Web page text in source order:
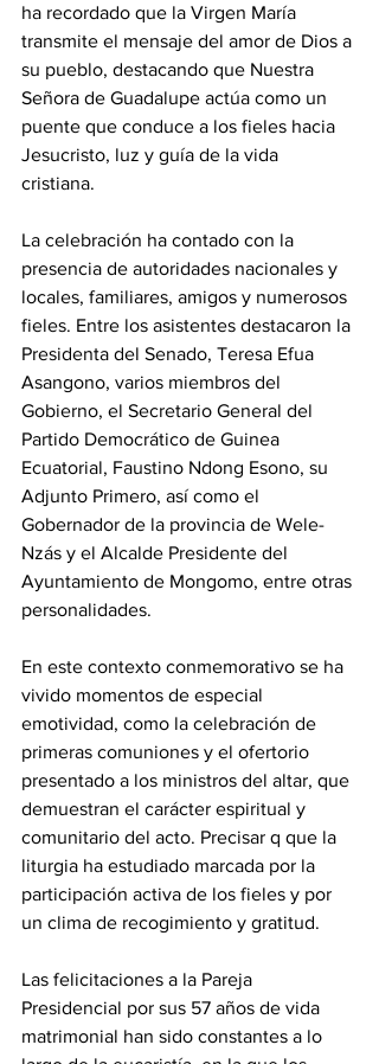
ha recordado que la Virgen María
transmite el mensaje del amor de Dios a
su pueblo, destacando que Nuestra
Señora de Guadalupe actúa como un
puente que conduce a los fieles hacia
Jesucristo, luz y guía de la vida
cristiana.
La celebración ha contado con la
presencia de autoridades nacionales y
locales, familiares, amigos y numerosos
fieles. Entre los asistentes destacaron la
Presidenta del Senado, Teresa Efua
Asangono, varios miembros del
Gobierno, el Secretario General del
Partido Democrático de Guinea
Ecuatorial, Faustino Ndong Esono, su
Adjunto Primero, así como el
Gobernador de la provincia de Wele-
Nzás y el Alcalde Presidente del
Ayuntamiento de Mongomo, entre otras
personalidades.
En este contexto conmemorativo se ha
vivido momentos de especial
emotividad, como la celebración de
primeras comuniones y el ofertorio
presentado a los ministros del altar, que
demuestran el carácter espiritual y
comunitario del acto. Precisar q que la
liturgia ha estudiado marcada por la
participación activa de los fieles y por
un clima de recogimiento y gratitud.
Las felicitaciones a la Pareja
Presidencial por sus 57 años de vida
matrimonial han sido constantes a lo